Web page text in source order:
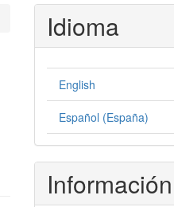
Idioma
English
Español (España)
Información